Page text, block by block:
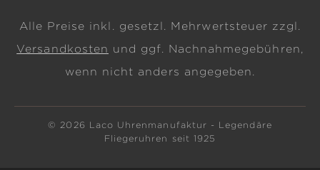
Alle Preise inkl. gesetzl. Mehrwertsteuer zzgl.
Versandkosten und ggf. Nachnahmegebühren,
wenn nicht anders angegeben.
© 2026 Laco Uhrenmanufaktur - Legendäre
Fliegeruhren seit 1925